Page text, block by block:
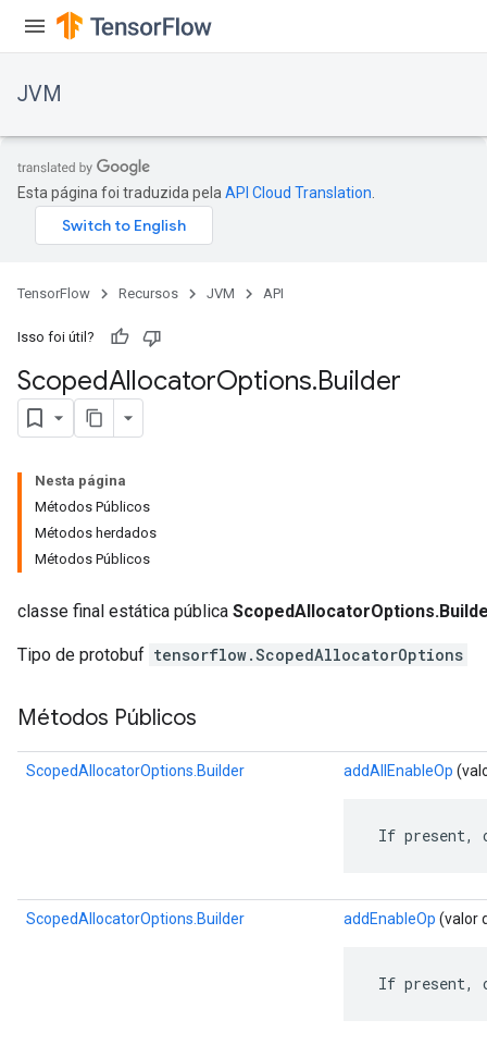
JVM
Esta página foi traduzida pela API Cloud Translation
TensorFlow Recursos JVM API
Isso foi útil?
ScopedAllocatorOptions.Builder
Nesta página
Métodos Públicos
Métodos herdados
Métodos Públicos
classe final estática pública
Tipo de protobuf tensorflow.ScopedAllocatorOptions
Métodos Públicos
ScopedAllocatorOptions.Builder addAllEnableOp
If present,
ScopedAllocatorOptions.Builder addEnableOp (valor
If present,